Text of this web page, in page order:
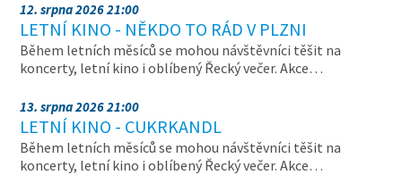
12. srpna 2026 21:00
LETNÍ KINO - NĚKDO TO RÁD V PLZNI
Během letních měsíců se mohou návštěvníci těšit na
koncerty, letní kino i oblíbený Řecký večer. Akce…
13. srpna 2026 21:00
LETNÍ KINO - CUKRKANDL
Během letních měsíců se mohou návštěvníci těšit na
koncerty, letní kino i oblíbený Řecký večer. Akce…